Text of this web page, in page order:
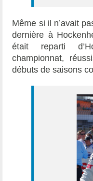
Même si il n’avait
dernière à
était reparti
championnat,
débuts de saisons